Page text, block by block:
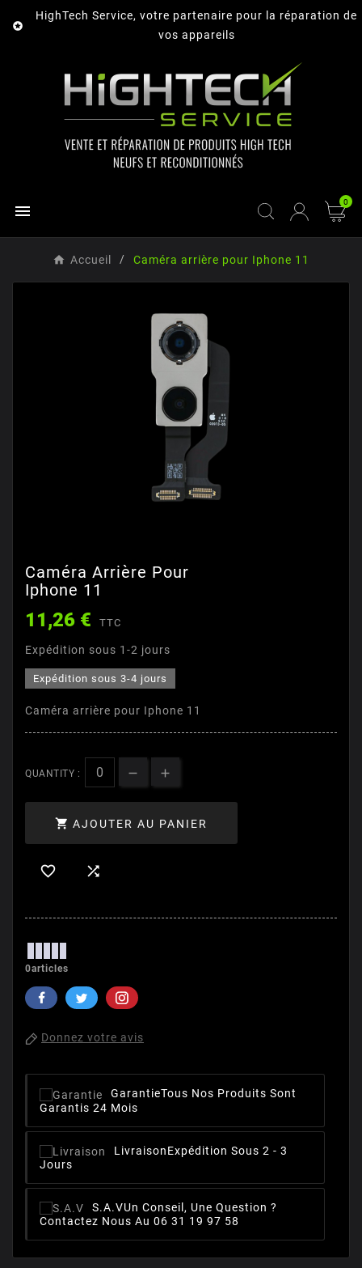

HighTech Service, votre partenaire pour la réparation de
vos appareils
 0
Accueil Caméra arrière pour Iphone 11
Caméra Arrière Pour
Iphone 11
11,26 € TTC
Expédition sous 1-2 jours
Expédition sous 3-4 jours
Caméra arrière pour Iphone 11
QUANTITY :
 AJOUTER AU PANIER
 
0articles
Donnez votre avis
GarantieTous Nos Produits Sont
Garantis 24 Mois
LivraisonExpédition Sous 2 - 3
Jours
S.A.VUn Conseil, Une Question ?
Contactez Nous Au 06 31 19 97 58